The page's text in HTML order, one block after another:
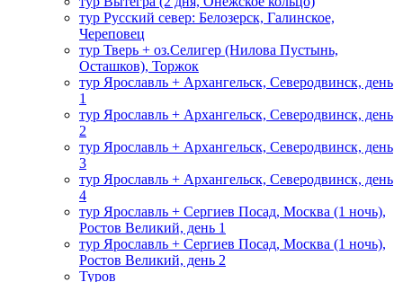
тур Русский север: Белозерск, Галинское,
Череповец
тур Тверь + оз.Селигер (Нилова Пустынь,
Осташков), Торжок
тур Ярославль + Архангельск, Северодвинск, день
1
тур Ярославль + Архангельск, Северодвинск, день
2
тур Ярославль + Архангельск, Северодвинск, день
3
тур Ярославль + Архангельск, Северодвинск, день
4
тур Ярославль + Сергиев Посад, Москва (1 ночь),
Ростов Великий, день 1
тур Ярославль + Сергиев Посад, Москва (1 ночь),
Ростов Великий, день 2
Туров